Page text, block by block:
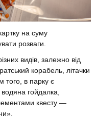
на суму
розваги.
видів, залежно від
корабель, літачки
того, в парку є
гойдалка,
квесту —